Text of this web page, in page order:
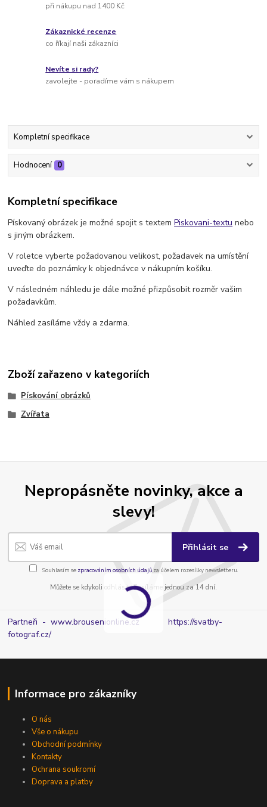
při nákupu nad 1400 Kč
Zákaznické recenze
co říkají naši zákazníci
Nevíte si rady?
zavolejte - poradíme vám s nákupem
Kompletní specifikace
Hodnocení 0
Kompletní specifikace
Pískovaný obrázek je možné spojit s textemPiskovani-textu nebo
s jiným obrázkem.
V roletce vyberte požadovanou velikost, požadavek na umístění
uveďte do poznámky k objednávce v nákupním košíku.
V následném náhledu je dále možné přizpůsobit rozměr vašim
požadavkům.
Náhled zasíláme vždy a zdarma.
Zboží zařazeno v kategoriích
Pískování obrázků
Zvířata
Nepropásněte novinky, akce a
slevy!
Přihlásit se
Souhlasím se zpracováním osobních údajůza účelem rozesílky newsletteru.
Můžete se kdykoli odhlásit. Zasíláme jednou za 14 dní.
Partneři - www.brousenionline.czhttps://svatby-
fotograf.cz/
Informace pro zákazníky
O nás
Vše o nákupu
Obchodní podmínky
Kontakty
Ochrana soukromí
Doprava a platby